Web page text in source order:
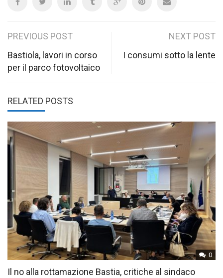
Post
navigation
PREVIOUS POST
Bastiola, lavori in corso
per il parco fotovoltaico
NEXT POST
I consumi sotto la lente
RELATED POSTS
0
Il no alla rottamazione Bastia, critiche al sindaco